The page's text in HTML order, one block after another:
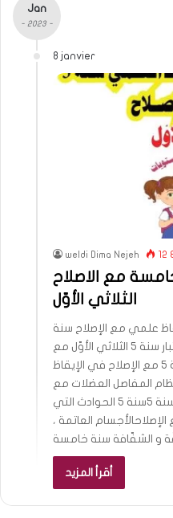
Jan
- 2023 -
8 janvier
weldi Dima Nejeh 12
مع الاصلاح
الثلاثي الأوّل
علمي مع الإصلاح سنة
خامسة الثلاثي الأوّل اختبار سنة 5 الثلاثي الأوّل مع
الإصلاحتقييم نهاية الثلاثي الأوّل سنة 5 مع الإصلاح في الإيقاظ
ايقاظ علمي سنة 5 العظام المفاصل العضلات مع
الإصلاحمصادر الضوء الأوساط الظل سنة 5سنة 5 الحوادث التي
العاتمة ،
أقرأ المزيد